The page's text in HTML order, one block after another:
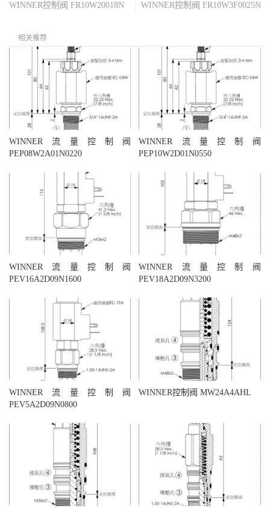
WINNER控制阀 FR10W20018N
WINNER控制阀 FR10W3F0025N
相关推荐
WINNER流量控制阀
PEP08W2A01N0220
WINNER流量控制阀
PEP10W2D01N0550
WINNER流量控制阀
PEV16A2D09N1600
WINNER流量控制阀
PEV18A2D09N3200
WINNER流量控制阀
PEV5A2D09N0800
WINNER控制阀 MW24A4AHL